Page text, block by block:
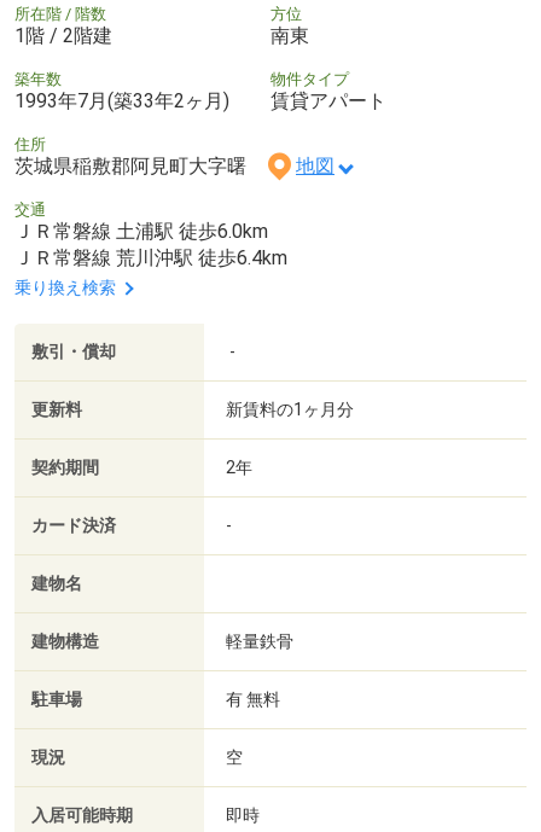
所在階 / 階数
1階 / 2階建
方位
南東
築年数
1993年7月(築33年2ヶ月)
物件タイプ
賃貸アパート
住所
茨城県稲敷郡阿見町大字曙 地図
交通
ＪＲ常磐線 土浦駅 徒歩6.0km
ＪＲ常磐線 荒川沖駅 徒歩6.4km
乗り換え検索
敷引・償却 -
更新料 新賃料の1ヶ月分
契約期間 2年
カード決済 -
建物名
建物構造 軽量鉄骨
駐車場 有 無料
現況 空
入居可能時期 即時